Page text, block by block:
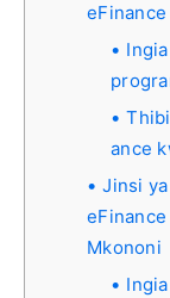
ance
Jinsi
Mkononi